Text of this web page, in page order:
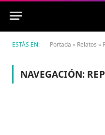
ESTÁS EN: Portada » Relatos »
NAVEGACIÓN: